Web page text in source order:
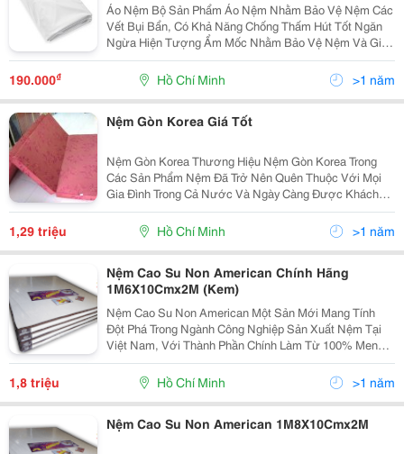
Áo Nệm Bộ Sản Phẩm Áo Nệm Nhằm Bảo Vệ Nệm Các
Vết Bụi Bẩn, Có Khả Năng Chống Thấm Hút Tốt Ngăn
Ngừa Hiện Tượng Ẩm Mốc Nhằm Bảo Vệ Nệm Và Gia
Tăng Gian Sử Dụng. Với Thiết Kế Đơn Giản Dễ Dàng
Sử Dụng Dây Kéo Được Thiết Kế Thông Minh, Sản
Phẩm Đượ
190.000₫ Hồ Chí Minh >1 năm
Nệm Gòn Korea Giá Tốt
Nệm Gòn Korea Thương Hiệu Nệm Gòn Korea Trong
Các Sản Phẩm Nệm Đã Trở Nên Quên Thuộc Với Mọi
Gia Đình Trong Cả Nước Và Ngày Càng Được Khách
Hàng Ưu Chuộng Và Đón Nhận Một Cách Rộng Rãi.
Không Chỉ Nhờ Mẫu Mã Sản Phẩm Đa Dạng Với Chất
Lượng Cao P
1,29 triệu Hồ Chí Minh >1 năm
Nệm Cao Su Non American Chính Hãng
1M6X10Cmx2M (Kem)
Nệm Cao Su Non American Một Sản Mới Mang Tính
Đột Phá Trong Ngành Công Nghiệp Sản Xuất Nệm Tại
Việt Nam, Với Thành Phần Chính Làm Từ 100% Menmo
Foam Có Tính Đàn Hồi Cao Và Hoàn Toàn Thân Thiện
Với Môi Trường, Đồng Thời Với Trên 5 Triệu Lỗ Bọt Khí
1,8 triệu Hồ Chí Minh >1 năm
Nệm Cao Su Non American 1M8X10Cmx2M